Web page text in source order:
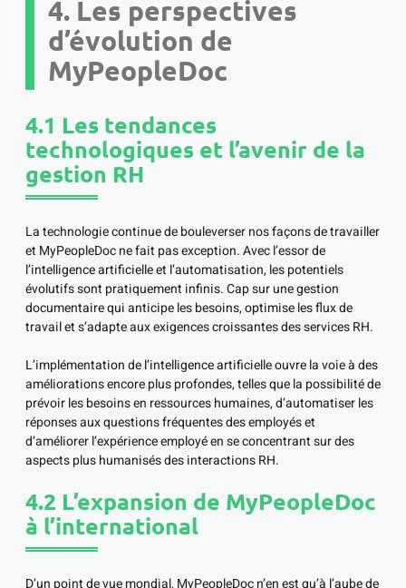
4. Les perspectives
d’évolution de
MyPeopleDoc
4.1 Les tendances
technologiques et l’avenir de la
gestion RH
La technologie continue de bouleverser nos façons de travailler
et MyPeopleDoc ne fait pas exception. Avec l’essor de
l’intelligence artificielle et l’automatisation, les potentiels
évolutifs sont pratiquement infinis. Cap sur une gestion
documentaire qui anticipe les besoins, optimise les flux de
travail et s’adapte aux exigences croissantes des services RH.
L’implémentation de l’intelligence artificielle ouvre la voie à des
améliorations encore plus profondes, telles que la possibilité de
prévoir les besoins en ressources humaines, d’automatiser les
réponses aux questions fréquentes des employés et
d’améliorer l’expérience employé en se concentrant sur des
aspects plus humanisés des interactions RH.
4.2 L’expansion de MyPeopleDoc
à l’international
D’un point de vue mondial, MyPeopleDoc n’en est qu’à l’aube de